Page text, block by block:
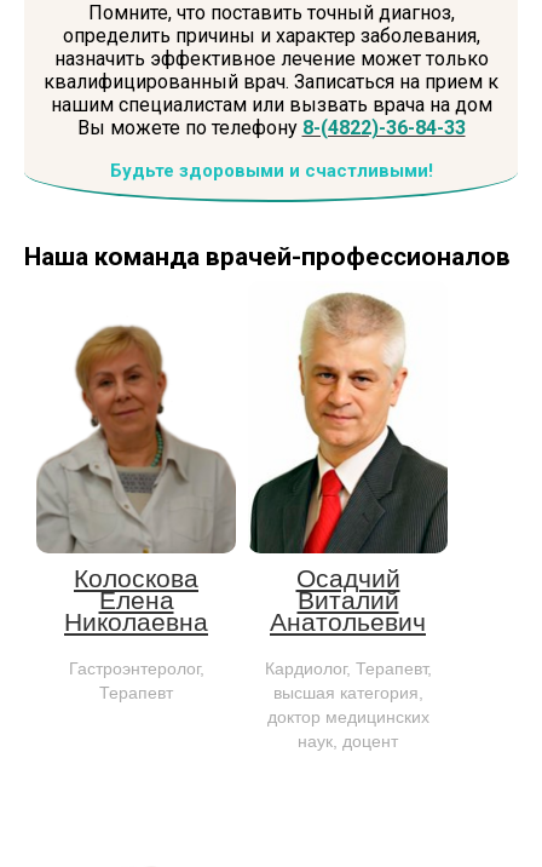
Помните, что поставить точный диагноз,
определить причины и характер заболевания,
назначить эффективное лечение может только
квалифицированный врач. Записаться на прием к
нашим специалистам или вызвать врача на дом
Вы можете по телефону 8-(4822)-36-84-33
Будьте здоровыми и счастливыми!
Наша команда врачей-профессионалов
Колоскова
Елена
Николаевна
Гастроэнтеролог,
Терапевт
Осадчий
Виталий
Анатольевич
Кардиолог, Терапевт,
высшая категория,
доктор медицинских
наук, доцент